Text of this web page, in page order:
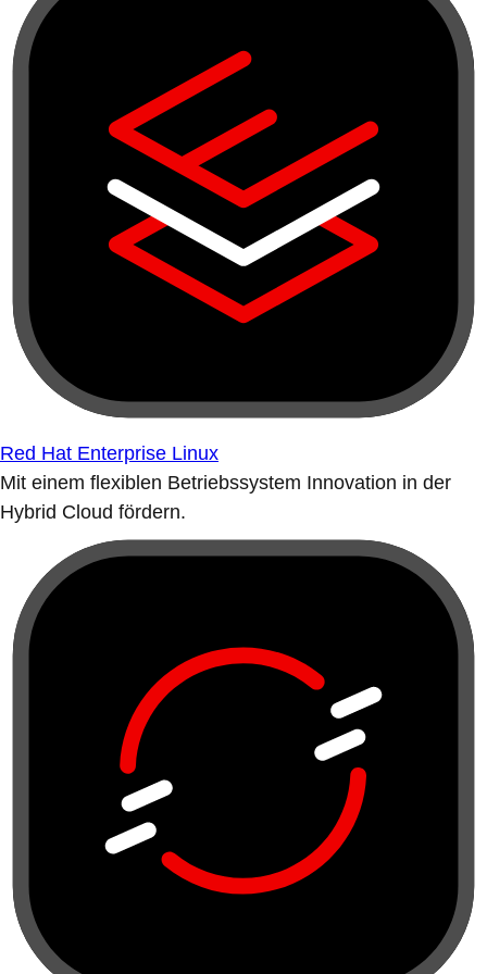
Red Hat Enterprise Linux
Mit einem flexiblen Betriebssystem Innovation in der
Hybrid Cloud fördern.